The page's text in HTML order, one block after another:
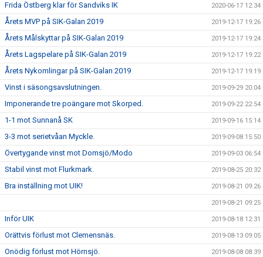
Frida Östberg klar för Sandviks IK 2020-06-17 12:34
Årets MVP på SIK-Galan 2019 2019-12-17 19:26
Årets Målskyttar på SIK-Galan 2019 2019-12-17 19:24
Årets Lagspelare på SIK-Galan 2019 2019-12-17 19:22
Årets Nykomlingar på SIK-Galan 2019 2019-12-17 19:19
Vinst i säsongsavslutningen. 2019-09-29 20:04
Imponerande tre poängare mot Skorped. 2019-09-22 22:54
1-1 mot Sunnanå SK 2019-09-16 15:14
3-3 mot serietvåan Myckle. 2019-09-08 15:50
Övertygande vinst mot Domsjö/Modo 2019-09-03 06:54
Stabil vinst mot Flurkmark. 2019-08-25 20:32
Bra inställning mot UIK! 2019-08-21 09:26
2019-08-21 09:25
Inför UIK 2019-08-18 12:31
Orättvis förlust mot Clemensnäs. 2019-08-13 09:05
Onödig förlust mot Hörnsjö. 2019-08-08 08:39